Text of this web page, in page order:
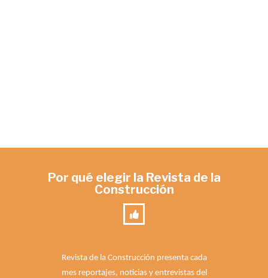
Por qué elegir la Revista de la
Construcción
Revista de la Construcción presenta cada
mes reportajes, noticias y entrevistas del